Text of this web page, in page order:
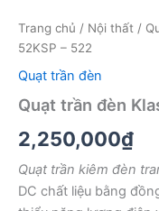
Trang chủ / Nội thất /
52KSP – 522
Quạt trần đèn
Quạt trần đèn
2,250,000₫
Quạt trần kiêm đèn
DC chất liệu bằng